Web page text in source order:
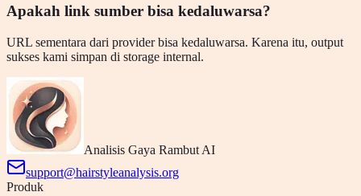
Apakah link sumber bisa kedaluwarsa?
URL sementara dari provider bisa kedaluwarsa. Karena itu, output
sukses kami simpan di storage internal.
Analisis Gaya Rambut AI
support@hairstyleanalysis.org
Produk